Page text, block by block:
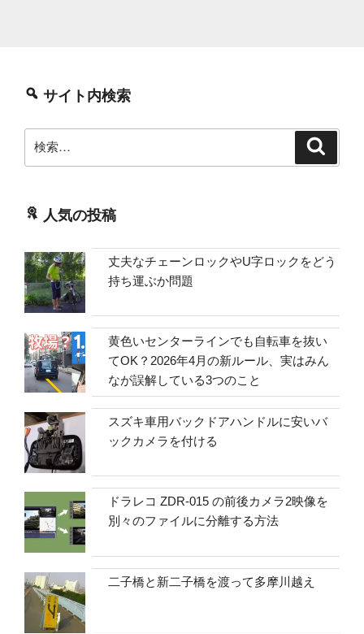
サイト内検索
索:
人気の投稿
丈夫なチェーンロックやU字ロックをどう
持ち運ぶか問題
黄色いセンターラインでも自転車を抜い
てOK？2026年4月の新ルール、実はみん
なが誤解している3つのこと
スズキ車用バックドアハンドルに安いバ
ックカメラを付ける
ドラレコ ZDR-015 の前後カメラ2映像を
別々のファイルに分離する方法
二子橋と新二子橋を渡って多摩川越え